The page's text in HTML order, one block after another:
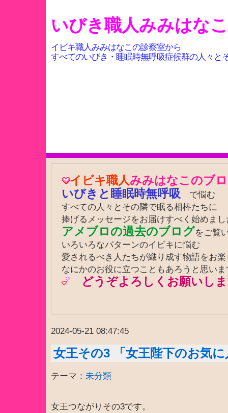
いびき職人みみはな
イビキ職人みみはなこの診察室から
すべてのいびき・睡眠時無呼吸症候群の人々と
イビキ職人みみはなこのブ
いびきと睡眠時無呼吸
で悩む
すべての人々とその隣で眠る相棒たちに
捧げるメッセージをお届けすべく始めまし
アメブロの過去のブログをご覧
いろいろなパターンのイビキに悩む
愛されるべき人たちが織り成す物語をお
なにかのお役に立つこともあろうと思いま
どうぞよろしくお願いし
2024-05-21 08:47:45
女王その3 「女王陛下のお気
テーマ： 未分類
女王つながりその3です。